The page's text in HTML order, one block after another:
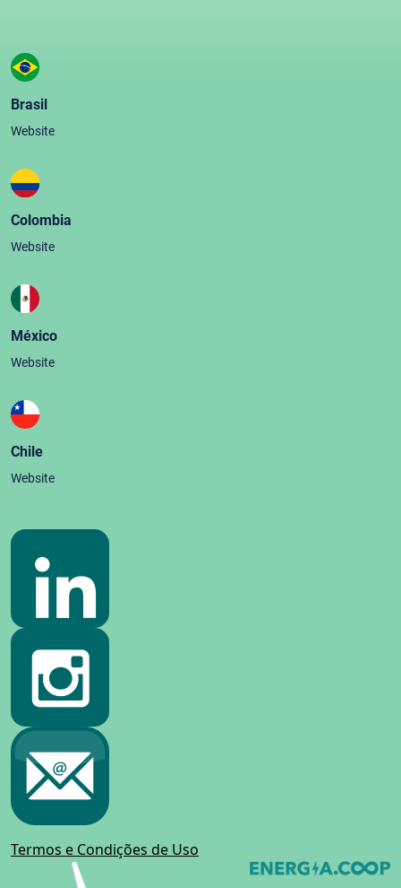
Brasil
Website
Colombia
Website
México
Website
Chile
Website
Termos e Condições de Uso